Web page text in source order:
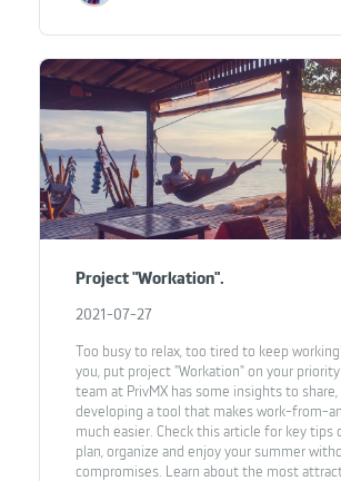
Project "Workation".
2021-07-27
Too busy to relax, too tired to keep
you, put project "Workation" on your
team at PrivMX has some insights to share,
developing a tool that makes work-from-
much easier. Check this article for key tips
plan, organize and enjoy your summer
compromises. Learn about the most